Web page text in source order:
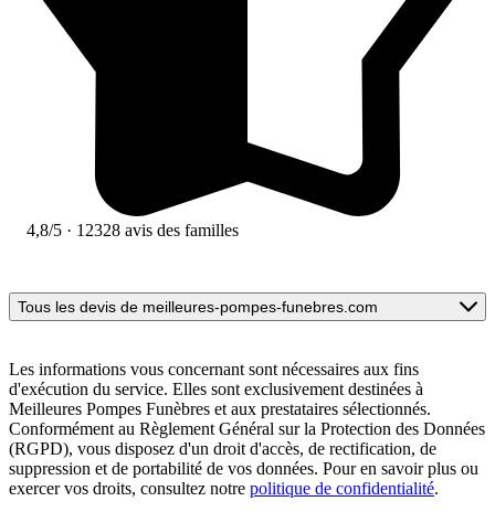
4,8/5 · 12328 avis des familles
Tous les devis de meilleures-pompes-funebres.com
Les informations vous concernant sont nécessaires aux fins
d'exécution du service. Elles sont exclusivement destinées à
Meilleures Pompes Funèbres et aux prestataires sélectionnés.
Conformément au Règlement Général sur la Protection des Données
(RGPD), vous disposez d'un droit d'accès, de rectification, de
suppression et de portabilité de vos données. Pour en savoir plus ou
exercer vos droits, consultez notre politique de confidentialité.